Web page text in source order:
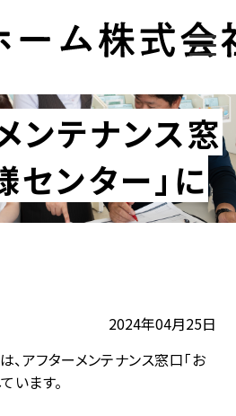
ンテナンス窓
センター」に
2024年04月25日
アフターメンテナンス窓口「お
います。